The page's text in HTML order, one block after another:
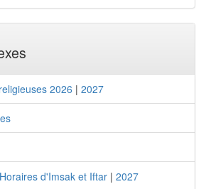
2026 | 2027
d'Imsak et Iftar | 2027